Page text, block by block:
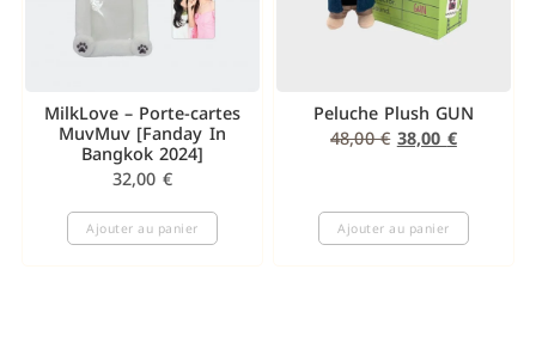
MilkLove – Porte-cartes
MuvMuv [Fanday In
Bangkok 2024]
32,00 €
Ajouter au panier
Peluche Plush GUN
48,00€ 38,00 €
Ajouter au panier